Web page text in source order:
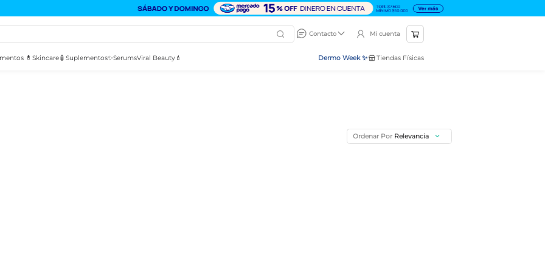
Contacto
Mi cuenta
💊 Skincare🧴 Suplementos✨SerumsViral Beauty💄 Dermo Week ✨ Tiendas Físicas
Ordenar Por Relevancia